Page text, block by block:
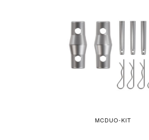
MCDUO-KIT